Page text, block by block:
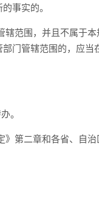
事实的。
辖范围，并且不属于
门管辖范围的，应当
。
第二章和各省、自